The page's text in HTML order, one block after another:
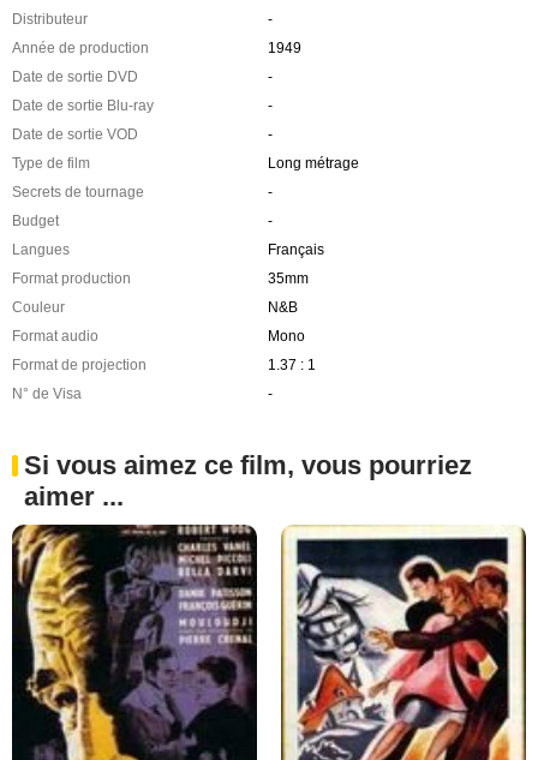
Distributeur
-
Année de production
1949
Date de sortie DVD
-
Date de sortie Blu-ray
-
Date de sortie VOD
-
Type de film
Long métrage
Secrets de tournage
-
Budget
-
Langues
Français
Format production
35mm
Couleur
N&B
Format audio
Mono
Format de projection
1.37 : 1
N° de Visa
-
Si vous aimez ce film, vous pourriez
aimer ...